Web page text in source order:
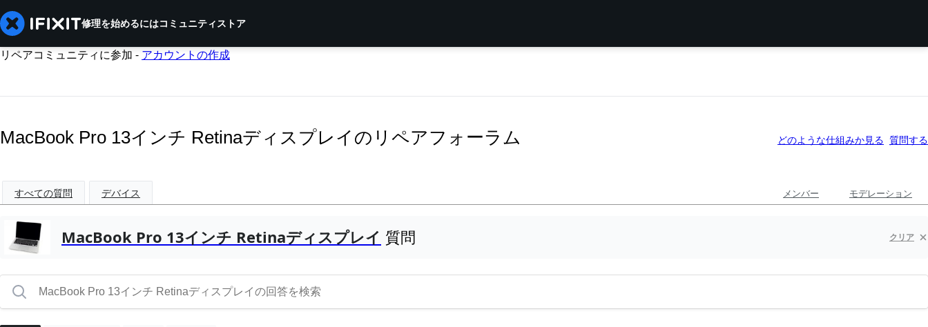
修理を始めるにはコミュニティストア
リペアコミュニティに参加 - アカウントの作成
MacBook Pro 13インチ Retinaディスプレイのリペアフォーラム どのような仕組みか見る 質問する
すべての質問 デバイス メンバー モデレーション
MacBook Pro 13インチ Retinaディスプレイ 質問 クリア